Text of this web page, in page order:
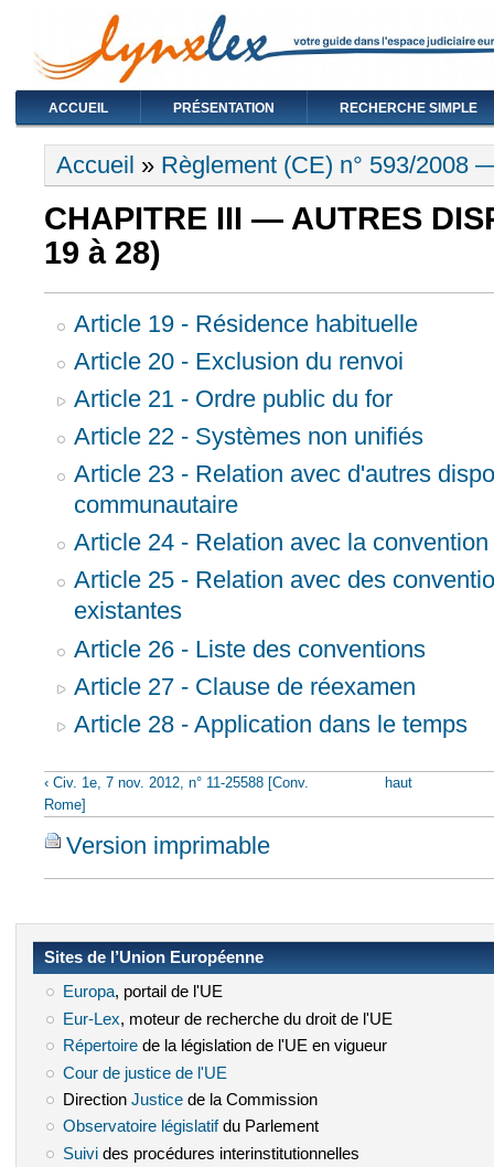
ACCUEIL PRÉSENTATION RECHERCHE SIMPLE
Vous êtes ici
Accueil » Règlement (CE) n° 593/2008
CHAPITRE III — AUTRES
19 à 28)
Article 19 - Résidence habituelle
Article 20 - Exclusion du renvoi
Article 21 - Ordre public du for
Article 22 - Systèmes non unifiés
Article 23 - Relation avec d'autres
communautaire
Article 24 - Relation avec la
Article 25 - Relation avec des
existantes
Article 26 - Liste des conventions
Article 27 - Clause de réexamen
Article 28 - Application dans le temps
‹ Civ. 1e, 7 nov. 2012, n° 11-25588 [Conv.
Rome]
haut
Version imprimable
Sites de l’Union Européenne
Europa(le lien est externe)
, portail de l'UE
Eur-Lex (le lien est externe)
, moteur de recherche du droit de l'UE
Répertoire(le lien est externe)
de la législation de l'UE en vigueur
Cour de justice de l'UE
Direction Justice(le lien est externe)
de la Commission
Observatoire législatif(le lien est externe)
du Parlement
Suivi(le lien est externe)
des procédures interinstitutionnelles